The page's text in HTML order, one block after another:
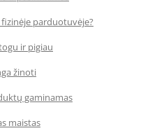
parduotuvėje?
ir pigiau
žinoti
gaminamas
maistas